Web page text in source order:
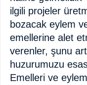
ilgili projeler
bozacak eylem
emellerine alet
verenler, şunu
huzurumuzu
Emelleri ve